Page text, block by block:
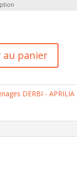
au panier
DERBI - APRILIA